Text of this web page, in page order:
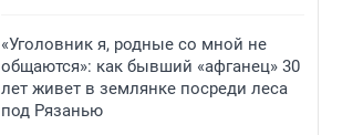
«Уголовник я, родные со мной не
общаются»: как бывший «афганец» 30
лет живет в землянке посреди леса
под Рязанью